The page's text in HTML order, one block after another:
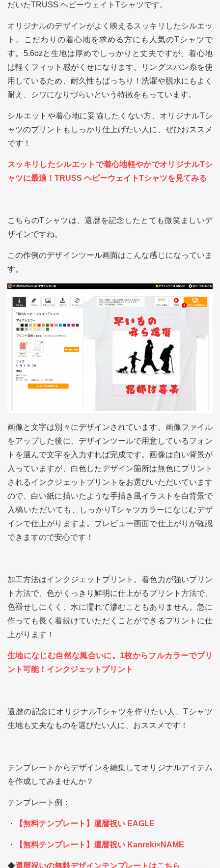
だいたTRUSS ヘビーウェイトTシャツです。
オリジナルのデザインがよく映えるスッキリしたシルエッ
ト。こだわりの着心地を求める方にも人気のTシャツで
す。5.6ozと生地は厚めでしっかりと丈夫ですが、着心地
は軽くフィット感がくせになります。リングスパン糸を使
用しているため、耐久性もばっちり！洗濯や脱水にもよく
耐え、シワになりづらいという特徴をもっています。
シルエットや着心地に妥協したくない方、オリジナルTシ
ャツのプリントもしっかり仕上げたい人に、ぜひおススメ
です！
スッキリしたシルエットで着心地軽やかでオリジナルTシ
ャツに最適！TRUSS ヘビーウェイトTシャツを見てみる
こちらのTシャツは、還暦を記念したとても微笑ましいデ
ザインですね。
この作例のデザインツール画面はこんな感じになっていま
す。
画像と文字は別々にデザインされています。画像ファイル
をアップした後に、デザインツールで用意しているフォン
トを選んで文字を入力すれば完成です。画像は白い背景が
入っていますが、白色したデザイン箇所は無色にプリント
されるインクジェットプリントをお選びいただいています
ので、白い紙に描いたような手描き風イラストを白背景で
入稿いただいても、しっかりTシャツカラーになじむデザ
インで仕上がりますよ。プレビュー画面で仕上がりが確認
できますので安心です！
加工方法はインクジェットプリント。着色力が強いプリン
ト方法で、色がくっきり鮮明に仕上がるプリント方法で、
色褪せしにくく、水に濡れて滲むこともありません。急に
作っても長く着続けていただくことができるプリントに仕
上がります！
生地になじむ自然な風合いに。1枚からフルカラーでプリ
ント可能！インクジェットプリント
還暦の記念にオリジナルTシャツを作りたい人、Tシャツ
生地も丈夫なものを選びたい人に、おススメです！
テンプレートからデザインを編集してオリジナルアイテム
を作成してみませんか？
テンプレート例：
・ 【無料テンプレート】還暦祝い EAGLE
・ 【無料テンプレート】還暦祝い Kanreki×NAME
◆還暦祝いの無料デザインテンプレートはこちら